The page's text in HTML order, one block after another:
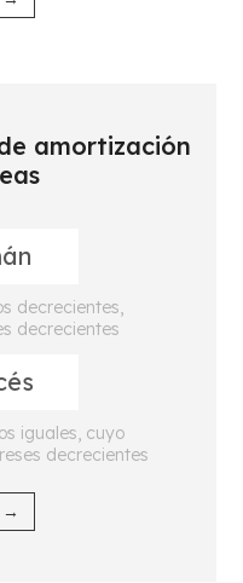
amortización
decrecientes,
decrecientes
iguales, cuyo
decrecientes
→